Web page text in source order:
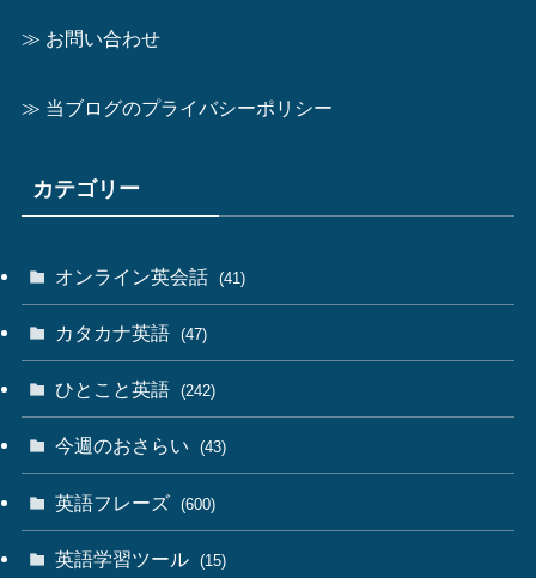
≫ お問い合わせ
≫ 当ブログのプライバシーポリシー
カテゴリー
オンライン英会話 (41)
カタカナ英語 (47)
ひとこと英語 (242)
今週のおさらい (43)
英語フレーズ (600)
英語学習ツール (15)